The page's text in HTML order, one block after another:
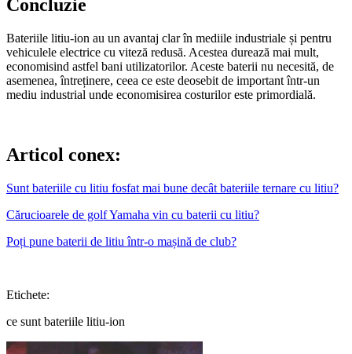
Concluzie
Bateriile litiu-ion au un avantaj clar în mediile industriale și pentru
vehiculele electrice cu viteză redusă. Acestea durează mai mult,
economisind astfel bani utilizatorilor. Aceste baterii nu necesită, de
asemenea, întreținere, ceea ce este deosebit de important într-un
mediu industrial unde economisirea costurilor este primordială.
Articol conex:
Sunt bateriile cu litiu fosfat mai bune decât bateriile ternare cu litiu?
Cărucioarele de golf Yamaha vin cu baterii cu litiu?
Poți pune baterii de litiu într-o mașină de club?
Etichete:
ce sunt bateriile litiu-ion